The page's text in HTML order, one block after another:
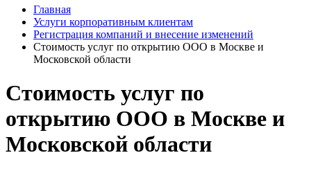
Главная
Услуги корпоративным клиентам
Регистрация компаний и внесение изменений
Стоимость услуг по открытию ООО в Москве и
Московской области
Стоимость услуг по
открытию ООО в Москве и
Московской области